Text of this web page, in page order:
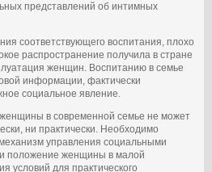
представлений об интимных
соответствующего воспитания, плохо
распространение получила в стране
женщин. Воспитанию в семье
информации, фактически
социальное явление.
в современной семье не может
ни практически. Необходимо
управления социальными
положение женщины в малой
условий для практического